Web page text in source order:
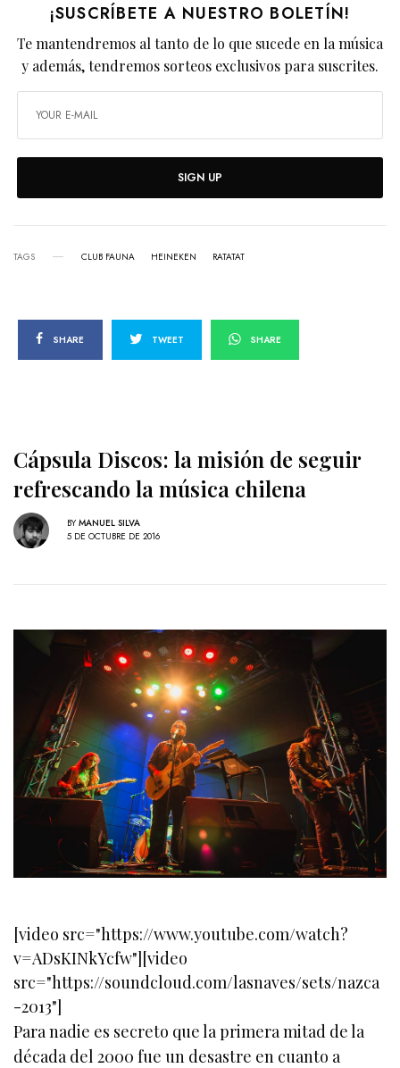
¡SUSCRÍBETE A NUESTRO BOLETÍN!
Te mantendremos al tanto de lo que sucede en la música
y además, tendremos sorteos exclusivos para suscrites.
SIGN UP
TAGS CLUB FAUNA HEINEKEN RATATAT
SHARE TWEET SHARE
Cápsula Discos: la misión de seguir
refrescando la música chilena
BY MANUEL SILVA
5 DE OCTUBRE DE 2016
[video src="https://www.youtube.com/watch?
v=ADsKINkYcfw"][video
src="https://soundcloud.com/lasnaves/sets/nazca
-2013"]
Para nadie es secreto que la primera mitad de la
década del 2000 fue un desastre en cuanto a